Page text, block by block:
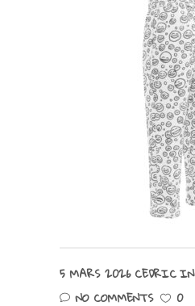
5 MARS 2026CEDRICIN
NO COMMENTS
0